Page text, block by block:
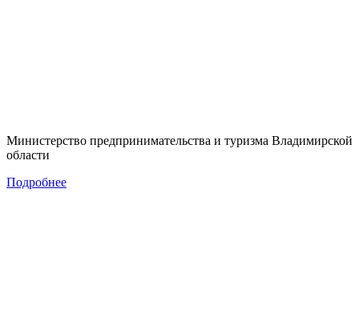
Министерство предпринимательства и туризма Владимирской
области
Подробнее